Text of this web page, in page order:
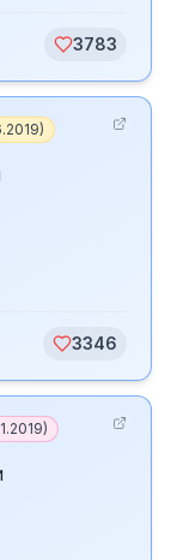
3783
)
3346
)